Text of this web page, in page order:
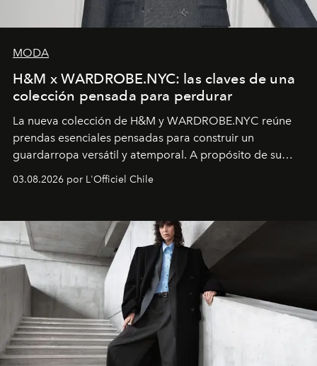
MODA
H&M x WARDROBE.NYC: las claves de una
colección pensada para perdurar
La nueva colección de H&M y WARDROBE.NYC reúne
prendas esenciales pensadas para construir un
guardarropa versátil y atemporal. A propósito de su
lanzamiento, los fundadores de la firma neoyorquina y
la asesora creativa y jefa de diseño global de la marca
y la filosofía detrás de la propuesta.
03.08.2026 por L'Officiel Chile